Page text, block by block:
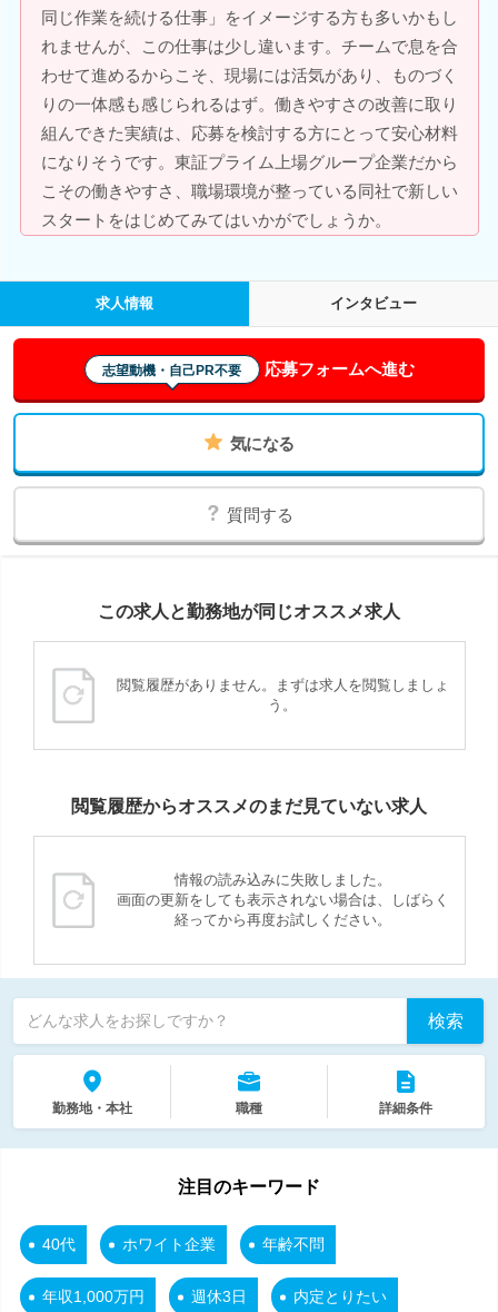
同じ作業を続ける仕事」をイメージする方も多いかもし
れませんが、この仕事は少し違います。チームで息を合
わせて進めるからこそ、現場には活気があり、ものづく
りの一体感も感じられるはず。働きやすさの改善に取り
組んできた実績は、応募を検討する方にとって安心材料
になりそうです。東証プライム上場グループ企業だから
こその働きやすさ、職場環境が整っている同社で新しい
スタートをはじめてみてはいかがでしょうか。
求人情報 インタビュー
志望動機・自己PR不要 応募フォームへ進む
気になる
質問する
この求人と勤務地が同じオススメ求人
閲覧履歴がありません。まずは求人を閲覧しましょ
う。
閲覧履歴からオススメのまだ見ていない求人
情報の読み込みに失敗しました。
画面の更新をしても表示されない場合は、しばらく
経ってから再度お試しください。
どんな求人をお探しですか？ 検索
勤務地・本社 職種 詳細条件
注目のキーワード
40代 ホワイト企業 年齢不問
年収1,000万円 週休3日 内定とりたい